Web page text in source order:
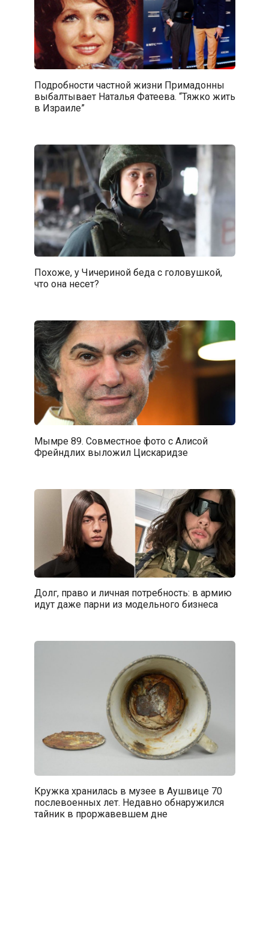
Подробности частной жизни Примадонны
выбалтывает Наталья Фатеева. “Тяжко жить
в Израиле”
Похоже, у Чичериной беда с головушкой,
что она несет?
Мымре 89. Совместное фото с Алисой
Фрейндлих выложил Цискаридзе
Долг, право и личная потребность: в армию
идут даже парни из модельного бизнеса
Кружка хранилась в музее в Аушвице 70
послевоенных лет. Недавно обнаружился
тайник в проржавевшем дне